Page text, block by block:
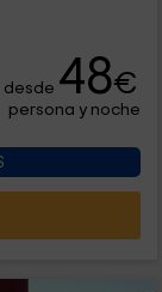
desde 48€
persona y noche